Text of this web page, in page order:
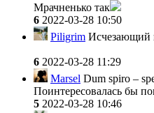
Мрачненько так
6 2022-03-28 10:50
Piligrim Исчезающий
6 2022-03-28 11:29
Marsel Dum spiro –
Поинтересовалась бы
5 2022-03-28 10:46